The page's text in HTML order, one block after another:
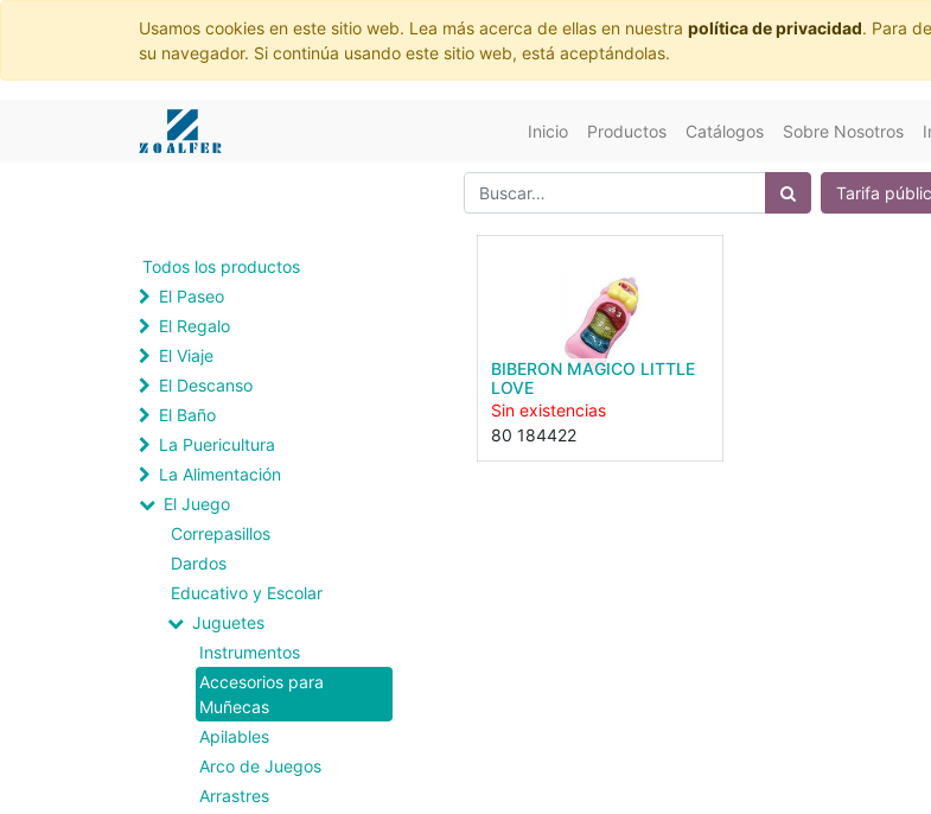
Usamos cookies en este sitio web. Lea más acerca de ellas en nuestra política de privacidad. Para
su navegador. Si continúa usando este sitio web, está aceptándolas.
Inicio Productos Catálogos Sobre Nosotros
Tarifa
Todos los productos
El Paseo
El Regalo
El Viaje
El Descanso
El Baño
La Puericultura
La Alimentación
El Juego
Correpasillos
Dardos
Educativo y Escolar
Juguetes
Instrumentos
Accesorios para
Muñecas
Apilables
Arco de Juegos
Arrastres
BIBERON MAGICO LITTLE
LOVE
Sin existencias
80 184422